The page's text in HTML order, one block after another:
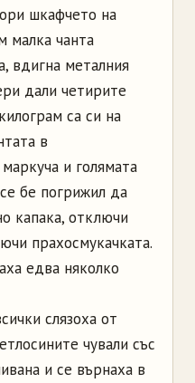
шкафчето на
малка чанта
вдигна металния
дали четирите
са си на
в
и голямата
бе погрижил да
капака, отключи
прахосмукачката.
едва няколко
слязоха от
чували със
и се върнаха в